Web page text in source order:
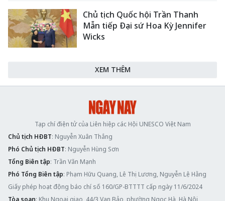
Chủ tịch Quốc hội Trần Thanh
Mẫn tiếp Đại sứ Hoa Kỳ Jennifer
Wicks
XEM THÊM
Tạp chí điện tử của Liên hiệp các Hội UNESCO Việt Nam
Chủ tịch HĐBT: Nguyễn Xuân Thắng
Phó Chủ tịch HĐBT: Nguyễn Hùng Sơn
Tổng Biên tập: Trần Văn Mạnh
Phó Tổng Biên tập: Phạm Hữu Quang, Lê Thị Lương, Nguyễn Lệ Hằng
Giấy phép hoạt động báo chí số 160/GP-BTTTT cấp ngày 11/6/2024